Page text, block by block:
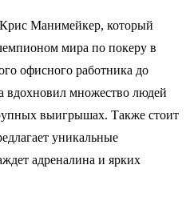
Манимейкер, который
мира по покеру в
офисного работника до
вдохновил множество людей
выигрышах. Также стоит
уникальные
адреналина и ярких